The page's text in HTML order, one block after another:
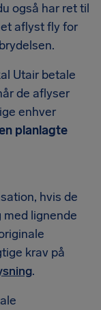
også har ret til
aflyst fly for
Utair betale
de aflyser
enhver
planlagte
hvis de
lignende
krav på
.